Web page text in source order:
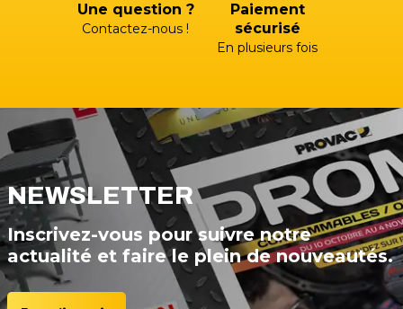
Une question ?
Contactez-nous !
Paiement
sécurisé
En plusieurs fois
NEWSLETTER
Inscrivez-vous pour suivre notre
actualité et faire le plein de nouveautés.